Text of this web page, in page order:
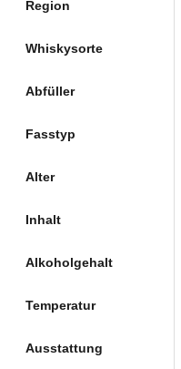
Region
Whiskysorte
Abfüller
Fasstyp
Alter
Inhalt
Alkoholgehalt
Temperatur
Ausstattung